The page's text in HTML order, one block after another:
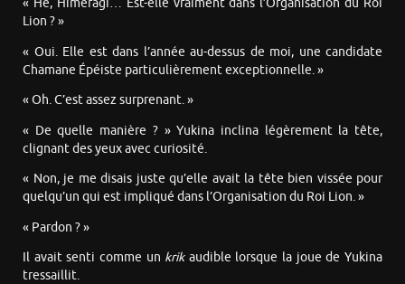
« Hé, Himeragi… Est-elle vraiment dans l’Organisation du Roi
Lion ? »
« Oui. Elle est dans l’année au-dessus de moi, une candidate
Chamane Épéiste particulièrement exceptionnelle. »
« Oh. C’est assez surprenant. »
« De quelle manière ? » Yukina inclina légèrement la tête,
clignant des yeux avec curiosité.
« Non, je me disais juste qu’elle avait la tête bien vissée pour
quelqu’un qui est impliqué dans l’Organisation du Roi Lion. »
« Pardon ? »
Il avait senti comme un krik audible lorsque la joue de Yukina
tressaillit.